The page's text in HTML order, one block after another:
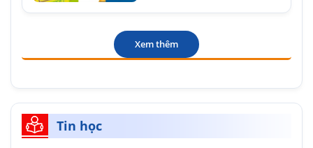
Xem thêm
Tin học